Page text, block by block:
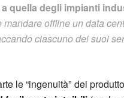
quella degli impianti
mandare offline un data
ciascuno dei suoi
le “ingenuità” dei